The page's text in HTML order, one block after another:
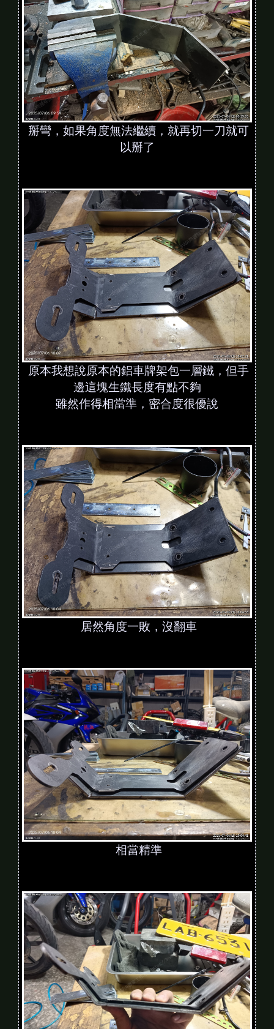
掰彎，如果角度無法繼續，就再切一刀就可
以掰了
原本我想說原本的鋁車牌架包一層鐵，但手
邊這塊生鐵長度有點不夠
雖然作得相當準，密合度很優說
居然角度一敗，沒翻車
相當精準